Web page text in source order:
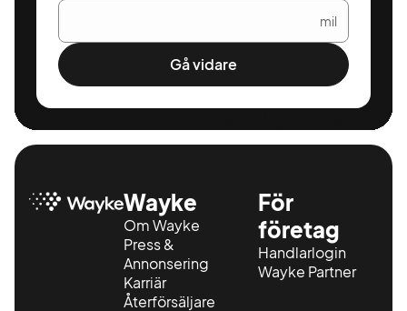
mil
Gå vidare
Wayke
Om Wayke
Press &
Annonsering
Karriär
Återförsäljare
För
företag
Handlarlogin
Wayke Partner